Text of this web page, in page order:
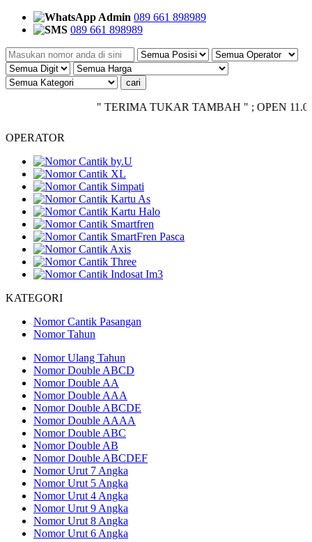
Admin 089 661 898989
089 661 898989
" TERIMA TUKAR TAMBAH " ; OPEN 11.00 -
OPERATOR
KATEGORI
Nomor Cantik Pasangan
Nomor Tahun
Nomor Ulang Tahun
Nomor Double ABCD
Nomor Double AA
Nomor Double AAA
Nomor Double ABCDE
Nomor Double AAAA
Nomor Double ABC
Nomor Double AB
Nomor Double ABCDEF
Nomor Urut 7 Angka
Nomor Urut 5 Angka
Nomor Urut 4 Angka
Nomor Urut 9 Angka
Nomor Urut 8 Angka
Nomor Urut 6 Angka